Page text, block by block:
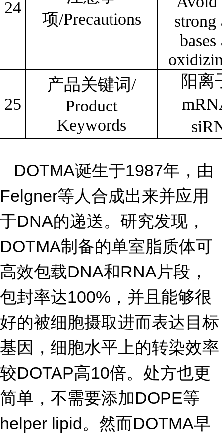
24
项/Precautions
strong
25
产品关键词/
Product
Keywords
阳离
DOTMA诞生于1987年，由
Felgner等人合成出来并应用
于DNA的递送。研究发现，
DOTMA制备的单室脂质体可
高效包载DNA和RNA片段，
包封率达100% ，并且能够很
好的被细胞摄取进而表达目标
基因，细胞水平上的转染效率
较DOTAP高10倍。处方也更
简单，不需要添加DOPE等
helper lipid。然而DOTMA早